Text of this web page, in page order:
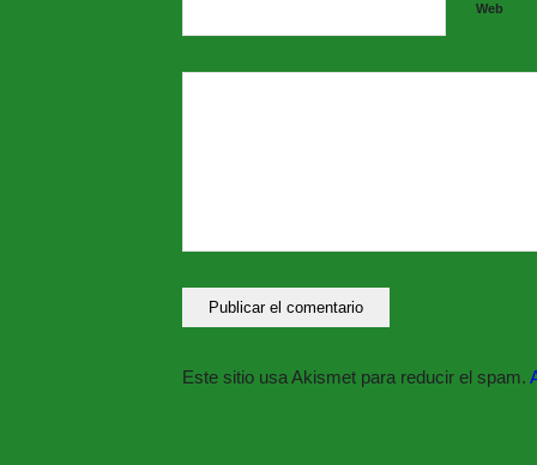
Web
Este sitio usa Akismet para reducir el spam.